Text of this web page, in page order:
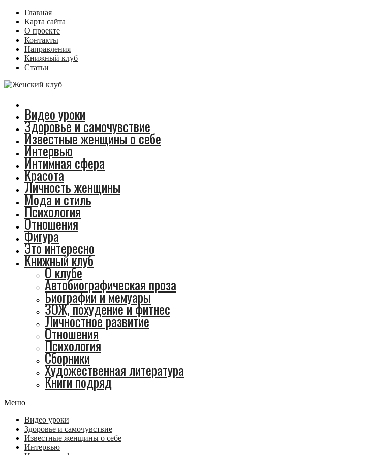
Главная
Карта сайта
О проекте
Контакты
Направления
Книжный клуб
Статьи
Видео уроки
Здоровье и самочувствие
Известные женщины о себе
Интервью
Интимная сфера
Красота
Личность женщины
Мода и стиль
Психология
Отношения
Фигура
Это интересно
Книжный клуб
О клубе
Автобиографическая проза
Биографии и мемуары
ЗОЖ, похудение и фитнес
Личностное развитие
Отношения
Психология
Сборники
Художественная литература
Книги подряд
Меню
Видео уроки
Здоровье и самочувствие
Известные женщины о себе
Интервью